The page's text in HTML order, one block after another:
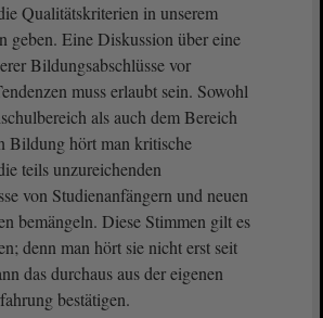
Qualitätskriterien in unserem
geben. Eine Diskussion über eine
Bildungsabschlüsse vor
muss erlaubt sein. Sowohl
als auch dem Bereich
Bildung hört man kritische
teils unzureichenden
von Studienanfängern und neuen
bemängeln. Diese Stimmen gilt es
denn man hört sie nicht erst seit
das durchaus aus der eigenen
bestätigen.